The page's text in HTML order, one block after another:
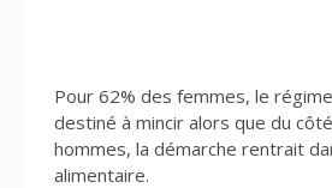
Pour 62% des femmes, le
destiné à mincir alors que du
hommes, la démarche rentrait
alimentaire.